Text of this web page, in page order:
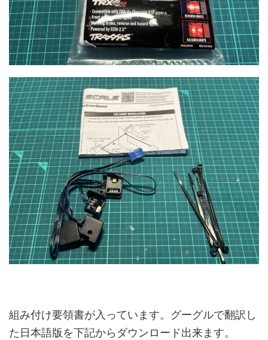
組み付け要領書が入っています。グーグルで翻訳し
た日本語版を下記からダウンロード出来ます。